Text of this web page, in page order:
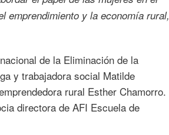
emprendimiento y la economía rural,
de la Eliminación de la
y trabajadora social Matilde
rural Esther Chamorro.
directora de AFI Escuela de